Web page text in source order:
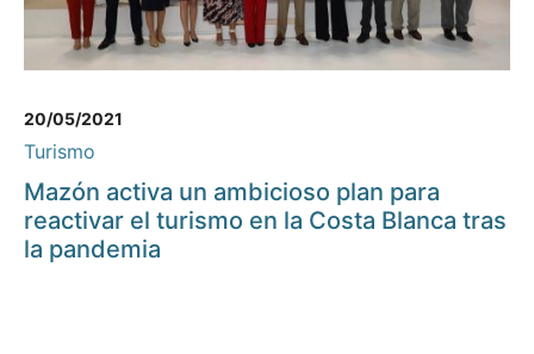
20/05/2021
Turismo
Mazón activa un ambicioso plan para
reactivar el turismo en la Costa Blanca tras
la pandemia